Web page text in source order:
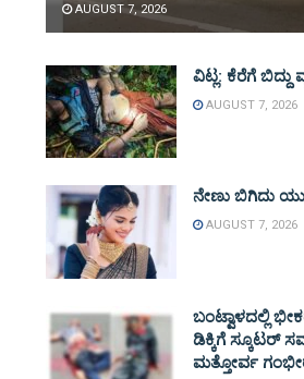
AUGUST 7, 2026
ವಿಟ್ಲ: ಕೆರೆಗೆ ಬಿದ್ದು
AUGUST 7, 2026
ನೇಣು ಬಿಗಿದು
AUGUST 7, 2026
ಬಂಟ್ವಾಳದಲ್ಲಿ
ಡಿಕ್ಕಿಗೆ ಸ್ಕೂಟರ್
ಮತ್ತೋರ್ವ